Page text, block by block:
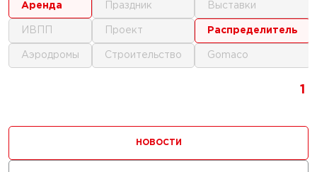
1
НОВОСТИ
аренда
ИВПП
аэродромы
праздник
проект
строительство
выставки
распределитель
gomaco